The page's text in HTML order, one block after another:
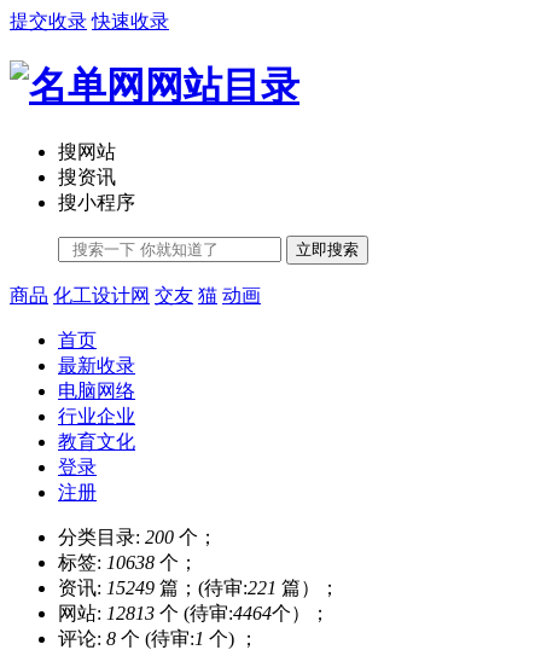
提交收录 快速收录
搜网站
搜资讯
搜小程序
立即搜索
商品 化工设计网 交友 猫 动画
首页
最新收录
电脑网络
行业企业
教育文化
登录
注册
分类目录: 200 个；
标签: 10638 个；
资讯: 15249 篇；(待审:221 篇）；
网站: 12813 个 (待审:4464个）；
评论: 8 个 (待审:1 个) ；